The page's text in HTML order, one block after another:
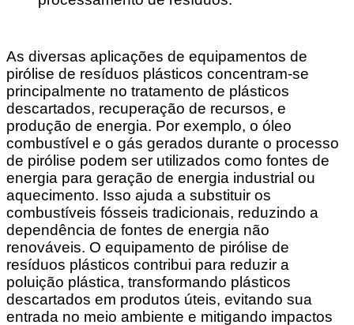
As diversas aplicações de equipamentos de
pirólise de resíduos plásticos concentram-se
principalmente no tratamento de plásticos
descartados, recuperação de recursos, e
produção de energia. Por exemplo, o óleo
combustível e o gás gerados durante o processo
de pirólise podem ser utilizados como fontes de
energia para geração de energia industrial ou
aquecimento. Isso ajuda a substituir os
combustíveis fósseis tradicionais, reduzindo a
dependência de fontes de energia não
renováveis. O equipamento de pirólise de
resíduos plásticos contribui para reduzir a
poluição plástica, transformando plásticos
descartados em produtos úteis, evitando sua
entrada no meio ambiente e mitigando impactos